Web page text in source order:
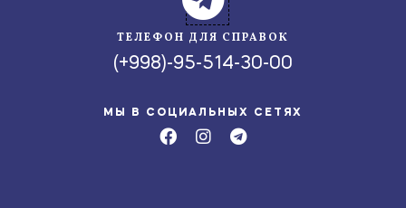
ТЕЛЕФОН ДЛЯ СПРАВОК
(+998)-95-514-30-00
МЫ В СОЦИАЛЬНЫХ СЕТЯХ